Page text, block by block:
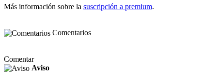
Más información sobre la suscripción a premium.
Comentarios
Comentar
Aviso